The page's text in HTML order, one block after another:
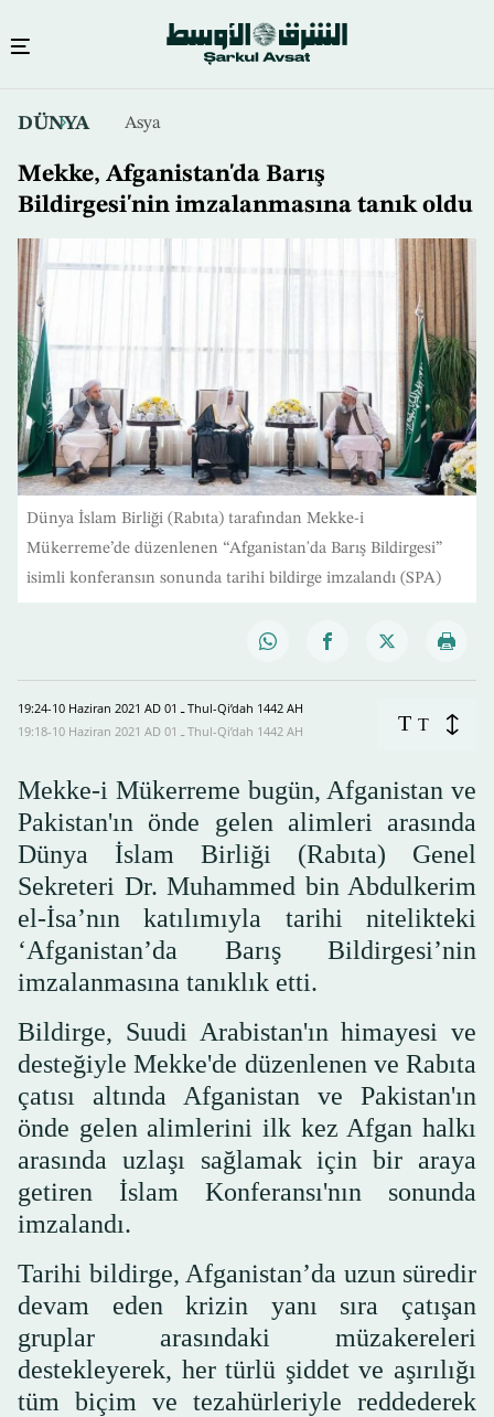
içeriğe
atla
DÜNYA Asya
Mekke, Afganistan'da Barış
Bildirgesi'nin imzalanmasına tanık oldu
Dünya İslam Birliği (Rabıta) tarafından Mekke-i
Mükerreme’de düzenlenen “Afganistan'da Barış Bildirgesi”
isimli konferansın sonunda tarihi bildirge imzalandı (SPA)
19:24-10 Haziran 2021 AD ـ 01 Thul-Qi’dah 1442 AH
19:18-10 Haziran 2021 AD ـ 01 Thul-Qi’dah 1442 AH
T T
Mekke-i Mükerreme bugün, Afganistan ve
Pakistan'ın önde gelen alimleri arasında
Dünya İslam Birliği (Rabıta) Genel
Sekreteri Dr. Muhammed bin Abdulkerim
el-İsa’nın katılımıyla tarihi nitelikteki
‘Afganistan’da Barış Bildirgesi’nin
imzalanmasına tanıklık etti.
Bildirge, Suudi Arabistan'ın himayesi ve
desteğiyle Mekke'de düzenlenen ve Rabıta
çatısı altında Afganistan ve Pakistan'ın
önde gelen alimlerini ilk kez Afgan halkı
arasında uzlaşı sağlamak için bir araya
getiren İslam Konferansı'nın sonunda
imzalandı.
Tarihi bildirge, Afganistan’da uzun süredir
devam eden krizin yanı sıra çatışan
gruplar arasındaki müzakereleri
destekleyerek, her türlü şiddet ve aşırılığı
tüm biçim ve tezahürleriyle reddederek